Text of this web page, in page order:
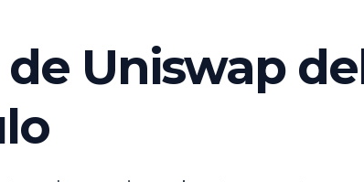
Uniswap